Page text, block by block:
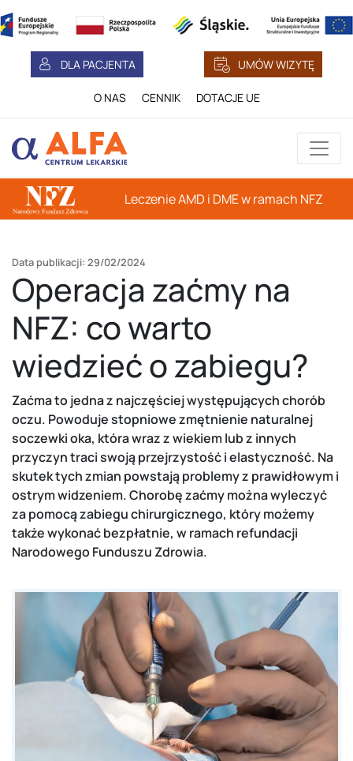
DLA PACJENTA UMÓW WIZYTĘ
O NAS CENNIK DOTACJE UE
Leczenie AMD i DME w ramach NFZ
Data publikacji: 29/02/2024
Operacja zaćmy na
NFZ: co warto
wiedzieć o zabiegu?
Zaćma to jedna z najczęściej występujących chorób
oczu. Powoduje stopniowe zmętnienie naturalnej
soczewki oka, która wraz z wiekiem lub z innych
przyczyn traci swoją przejrzystość i elastyczność. Na
skutek tych zmian powstają problemy z prawidłowym i
ostrym widzeniem. Chorobę zaćmy można wyleczyć
za pomocą zabiegu chirurgicznego, który możemy
także wykonać bezpłatnie, w ramach refundacji
Narodowego Funduszu Zdrowia.